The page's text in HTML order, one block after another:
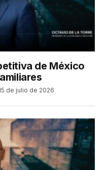
de México
de julio de 2026